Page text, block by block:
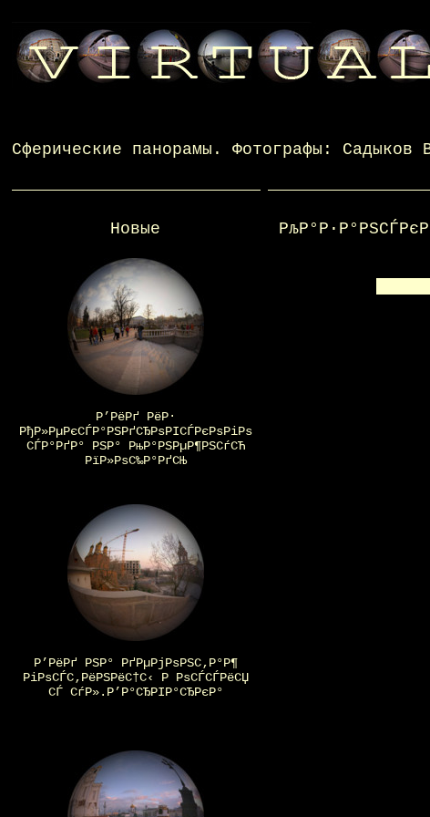
Сферические панорамы . Фотографы: Садыков
Новые
Р’РёРґ РёР·
РђР»РµРєСЃР°РЅРґСЂРѕРІСЃРєРѕРіРѕ
СЃР°РґР° РЅР° РњР°РЅРµР¶РЅСѓСЋ
РїР»РѕС‰Р°РґСЊ
Р’РёРґ РЅР° РґРµРјРѕРЅС‚Р°Р¶
РіРѕСЃС‚РёРЅРёС†С‹ Р РѕСЃСЃРёСЏ
СЃ СѓР».Р’Р°СЂРІР°СЂРєР°